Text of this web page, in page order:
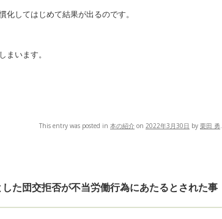
してはじめて結果が出るのです。
います。
This entry was posted in 本の紹介 on 2022年3月30日 by 栗田 勇.
た団交拒否が不当労働行為にあたるとされた事